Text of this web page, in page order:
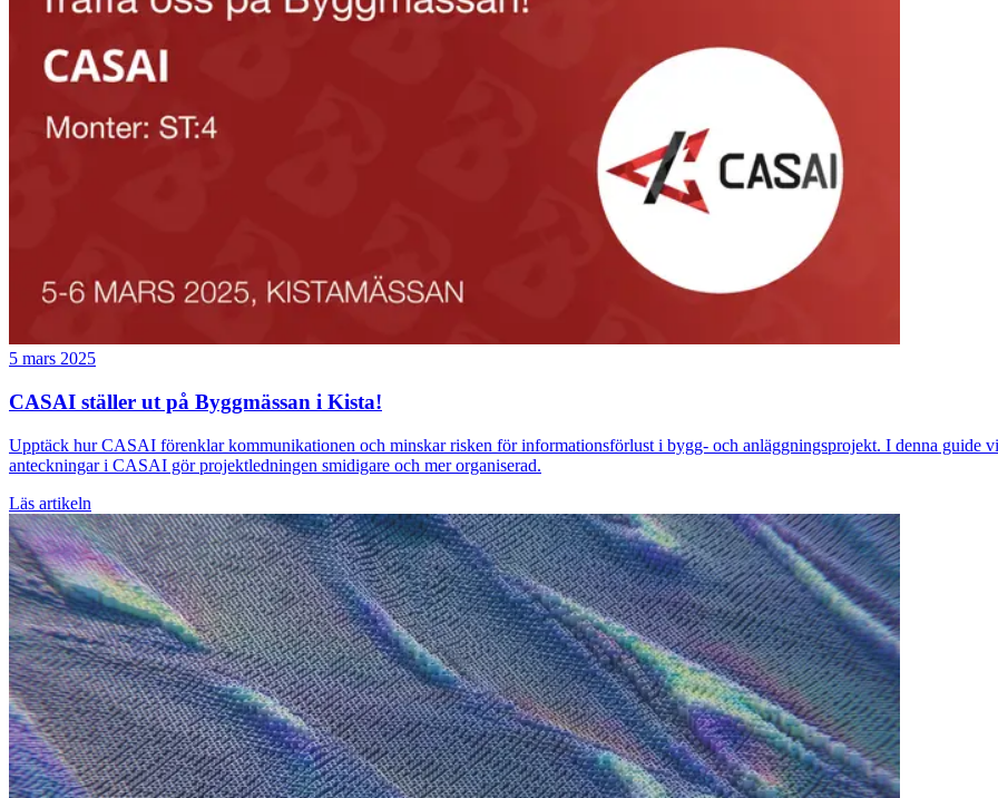
5 mars 2025
CASAI ställer ut på Byggmässan i Kista!
Upptäck hur CASAI förenklar kommunikationen och minskar risken för informationsförlust i bygg- och anläggningsprojekt. I denna guide
anteckningar i CASAI gör projektledningen smidigare och mer organiserad.
Läs artikeln